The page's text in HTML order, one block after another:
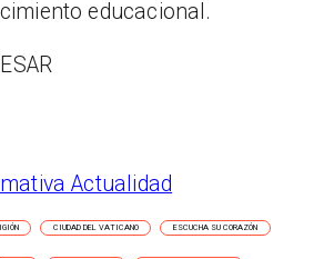
educacional.
Actualidad
CIUDAD DEL VATICANO ESCUCHA SU CORAZÓN